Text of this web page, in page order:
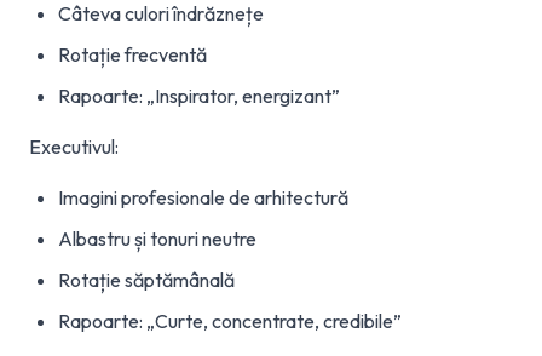
Câteva culori îndrăznețe
Rotație frecventă
Rapoarte: „Inspirator, energizant”
Executivul:
Imagini profesionale de arhitectură
Albastru și tonuri neutre
Rotație săptămânală
Rapoarte: „Curte, concentrate, credibile”